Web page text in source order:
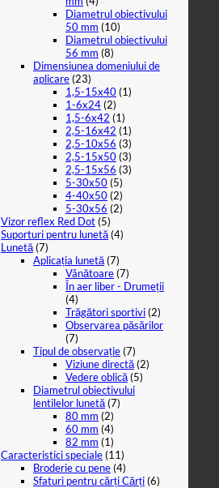
Diametrul obiectivului
50 mm (10)
Diametrul obiectivului
56 mm (8)
Dimensiunea domeniului de
aplicare(23)
1,5-15x40(1)
1-6x24(2)
1,5-6x42 (1)
2,5-16x42 (1)
2,5-10x56 (3)
2,5-15x50(3)
2,5-15x56 (3)
5-30x50(5)
4-40x50(2)
5-30x56 (2)
Vizor reflex Red Dot(5)
Suporturi pentru lunetă(4)
Lunetă(7)
Aplicația lunetă(7)
Vânătoare(7)
În aer liber - Drumeții
(4)
Trăgători sportivi(2)
Observarea păsărilor
(7)
Tipul de observație(7)
Viziune directă(2)
Vedere oblică(5)
Diametrul obiectivului
lentilelor lunetă(7)
80 mm (2)
60 mm (4)
82 mm (1)
Caracteristici speciale(11)
Broderie cu pene(4)
Sfaturi pentru cărți Cărți(6)